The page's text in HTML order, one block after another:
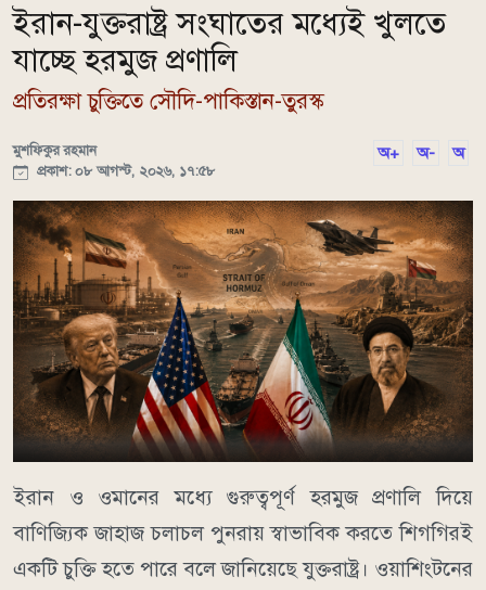
ইরান-যুক্তরাষ্ট্র সংঘাতের মধ্যেই খুলতে
যাচ্ছে হরমুজ প্রণালি
প্রতিরক্ষা চুক্তিতে সৌদি-পাকিস্তান-তুরস্ক
মুশফিকুর রহমান
প্রকাশ: ০৮ আগস্ট, ২০২৬, ১৭:৫৮
অ+ অ- অ
ইরান ও ওমানের মধ্যে গুরুত্বপূর্ণ হরমুজ প্রণালি দিয়ে
বাণিজ্যিক জাহাজ চলাচল পুনরায় স্বাভাবিক করতে শিগগিরই
একটি চুক্তি হতে পারে বলে জানিয়েছে যুক্তরাষ্ট্র। ওয়াশিংটনের